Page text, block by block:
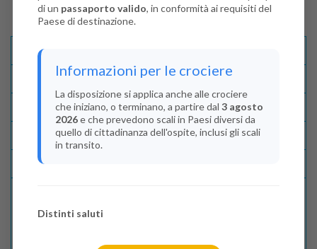
Disponibilità
Condizioni
Recensioni
Indica il numero dei passeggeri
di un passaporto valido, in conformità ai requisiti del
Paese di destinazione.
Informazioni per le crociere
La disposizione si applica anche alle crociere
che iniziano, o terminano, a partire dal 3 agosto
2026e che prevedono scali in Paesi diversi da
quello di cittadinanza dell'ospite, inclusi gli scali
in transito.
Distinti saluti